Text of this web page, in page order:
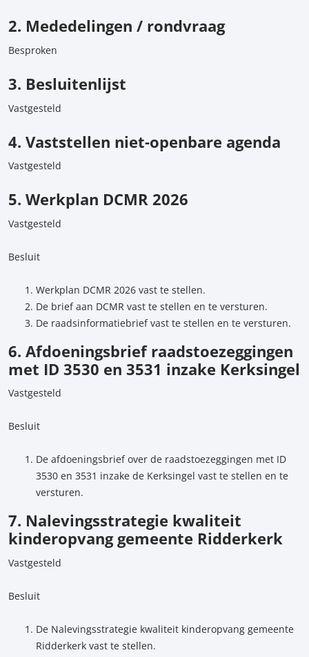
2. Mededelingen / rondvraag
Besproken
3. Besluitenlijst
Vastgesteld
4. Vaststellen niet-openbare agenda
Vastgesteld
5. Werkplan DCMR 2026
Vastgesteld
Besluit
Werkplan DCMR 2026 vast te stellen.
De brief aan DCMR vast te stellen en te versturen.
De raadsinformatiebrief vast te stellen en te versturen.
6. Afdoeningsbrief raadstoezeggingen
met ID 3530 en 3531 inzake Kerksingel
Vastgesteld
Besluit
De afdoeningsbrief over de raadstoezeggingen met ID
3530 en 3531 inzake de Kerksingel vast te stellen en te
versturen.
7. Nalevingsstrategie kwaliteit
kinderopvang gemeente Ridderkerk
Vastgesteld
Besluit
De Nalevingsstrategie kwaliteit kinderopvang gemeente
Ridderkerk vast te stellen.